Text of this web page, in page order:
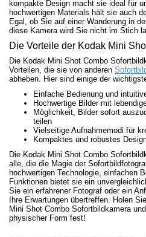
kompakte Design macht sie ideal für
hochwertigen Materials hält sie auch
Egal, ob Sie auf einer Wanderung in
diese Kamera wird Sie nicht im Stich
Die Vorteile der Kodak Mini
Die Kodak Mini Shot Combo
Vorteilen, die sie von anderen
abheben. Hier sind einige der
Einfache Bedienung und
Hochwertige Bilder mit
Möglichkeit, Bilder sofort
teilen
Vielseitige Aufnahmemodi für
Kompaktes und robustes
Die Kodak Mini Shot Combo
alle, die die Magie der
hochwertigen Technologie, einfachen
Funktionen bietet sie ein
Sie ein erfahrener Fotograf oder ein
Ihre Erwartungen übertreffen. Holen
Mini Shot Combo Sofortbildkamera
physischer Form fest!